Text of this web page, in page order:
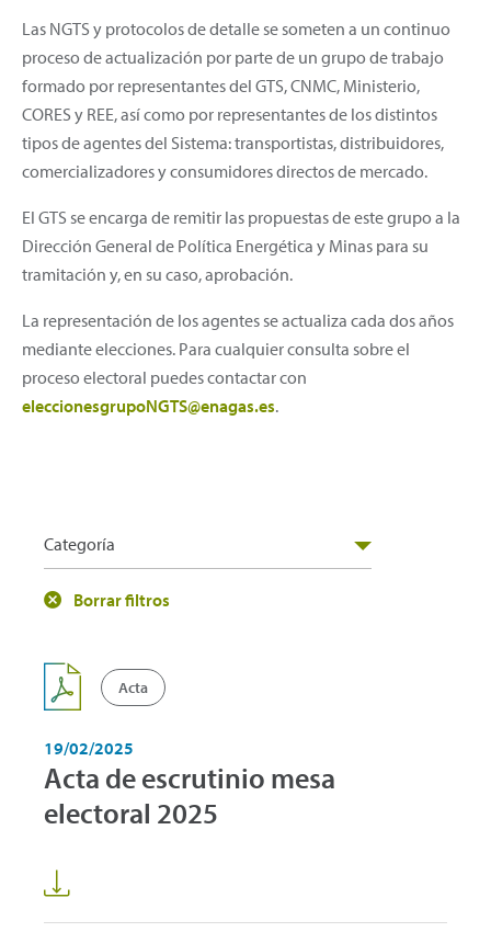
Las NGTS y protocolos de detalle se someten a un continuo
proceso de actualización por parte de un grupo de trabajo
formado por representantes del GTS, CNMC, Ministerio,
CORES y REE, así como por representantes de los distintos
tipos de agentes del Sistema: transportistas, distribuidores,
comercializadores y consumidores directos de mercado.
El GTS se encarga de remitir las propuestas de este grupo a la
Dirección General de Política Energética y Minas para su
tramitación y, en su caso, aprobación.
La representación de los agentes se actualiza cada dos años
mediante elecciones. Para cualquier consulta sobre el
proceso electoral puedes contactar con
eleccionesgrupoNGTS@enagas.es.
Categoría
Borrar filtros
Acta
19/02/2025
Acta de escrutinio mesa
electoral 2025